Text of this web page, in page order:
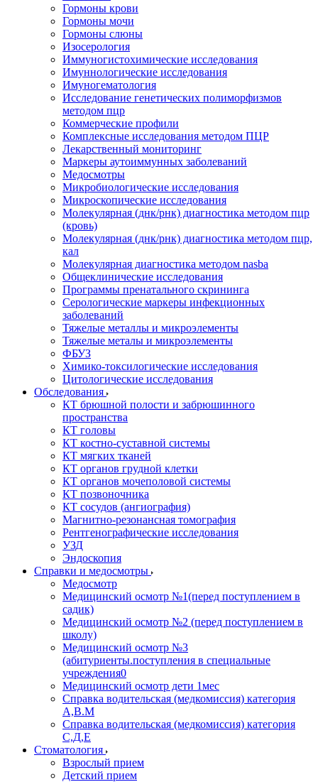
Гормоны крови
Гормоны мочи
Гормоны слюны
Изосерология
Иммуногистохимические исследования
Имуннологические исследования
Имуногематология
Исследование генетических полиморфизмов
методом пцр
Коммерческие профили
Комплексные исследования методом ПЦР
Лекарственный мониторинг
Маркеры аутоиммунных заболеваний
Медосмотры
Микробиологические исследования
Микроскопические исследования
Молекулярная (днк/рнк) диагностика методом пцр
(кровь)
Молекулярная (днк/рнк) диагностика методом пцр,
кал
Молекулярная диагностика методом nasba
Общеклинические исследования
Программы пренатального скрининга
Серологические маркеры инфекционных
заболеваний
Тяжелые металлы и микроэлементы
Тяжелые металы и микроэлементы
ФБУЗ
Химико-токсилогические исследования
Цитологические исследования
Обследования
КТ брюшной полости и забрюшинного
пространства
КТ головы
КТ костно-суставной системы
КТ мягких тканей
КТ органов грудной клетки
КТ органов мочеполовой системы
КТ позвоночника
КТ сосудов (ангиография)
Магнитно-резонансная томография
Рентгенографические исследования
УЗД
Эндоскопия
Справки и медосмотры
Медосмотр
Медицинский осмотр №1(перед поступлением в
садик)
Медицинский осмотр №2 (перед поступлением в
школу)
Медицинский осмотр №3
(абитуриенты.поступления в специальные
учреждения0
Медицинский осмотр дети 1мес
Справка водительская (медкомиссия) категория
А,В.М
Справка водительская (медкомиссия) категория
С,Д,Е
Стоматология
Взрослый прием
Детский прием